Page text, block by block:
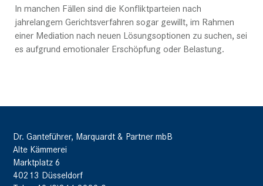
In manchen Fällen sind die Konfliktparteien nach
jahrelangem Gerichtsverfahren sogar gewillt, im Rahmen
einer Mediation nach neuen Lösungsoptionen zu suchen, sei
es aufgrund emotionaler Erschöpfung oder Belastung.
Dr. Ganteführer, Marquardt & Partner mbB
Alte Kämmerei
Marktplatz 6
40213 Düsseldorf